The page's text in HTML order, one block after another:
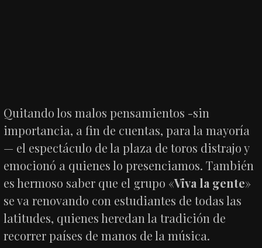
Quitando los malos pensamientos -sin
importancia, a fin de cuentas, para la mayoría
— el espectáculo de la plaza de toros distrajo y
emocionó a quienes lo presenciamos. También
es hermoso saber que el grupo «Viva la gente»
se va renovando con estudiantes de todas las
latitudes, quienes heredan la tradición de
recorrer países de manos de la música.